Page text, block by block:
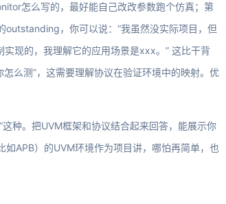
怎么写的，最好能自己改改参数跑个仿真；第
outstanding，你可以说：“我虽然没实际项目，但
现的，我理解它的应用场景是xxx。” 这比干背
么测”，这需要理解协议在验证环境中的映射。优
种。把UVM框架和协议结合起来回答，能展示你
APB）的UVM环境作为项目讲，哪怕再简单，也